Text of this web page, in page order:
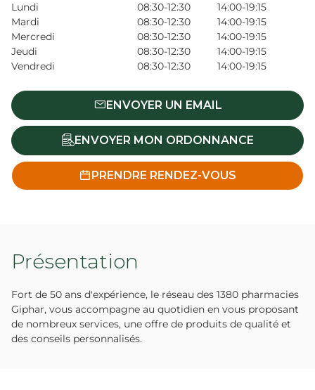
Lundi
08:30-12:30
14:00-19:15
Mardi
08:30-12:30
14:00-19:15
Mercredi
08:30-12:30
14:00-19:15
Jeudi
08:30-12:30
14:00-19:15
Vendredi
08:30-12:30 14:00-19:15
ENVOYER UN EMAIL
ENVOYER MON ORDONNANCE
PRENDRE RENDEZ-VOUS
Présentation
Fort de 50 ans d'expérience, le réseau des 1380 pharmacies
Giphar, vous accompagne au quotidien en vous proposant
de nombreux services, une offre de produits de qualité et
des conseils personnalisés.